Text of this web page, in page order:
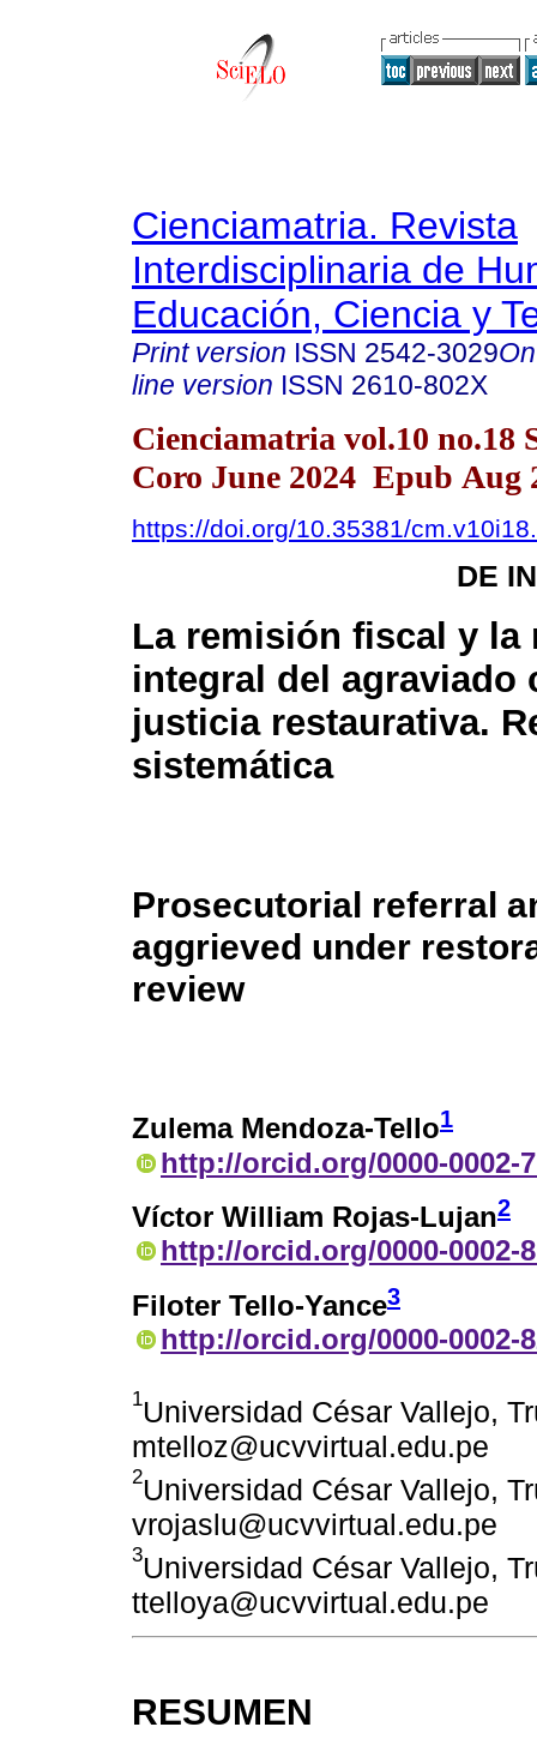
Cienciamatria. Revista
Interdisciplinaria de
Educación, Ciencia y
Print version ISSN 2542-3029
line version ISSN 2610-802X
Cienciamatria vol.10 no.18
Coro June 2024 Epub Aug
https://doi.org/10.35381/
DE
La remisión fiscal y la
integral del agraviado
justicia restaurativa.
sistemática
Prosecutorial referral
aggrieved under
review
Zulema Mendoza-Tello1
http://orcid.org/0000-0002-
Víctor William Rojas-Lujan2
http://orcid.org/0000-0002-
Filoter Tello-Yance3
http://orcid.org/0000-0002-
1Universidad César Vallejo,
mtelloz@ucvvirtual.edu.pe
2Universidad César Vallejo,
vrojaslu@ucvvirtual.edu.pe
3Universidad César Vallejo,
ttelloya@ucvvirtual.edu.pe
RESUMEN